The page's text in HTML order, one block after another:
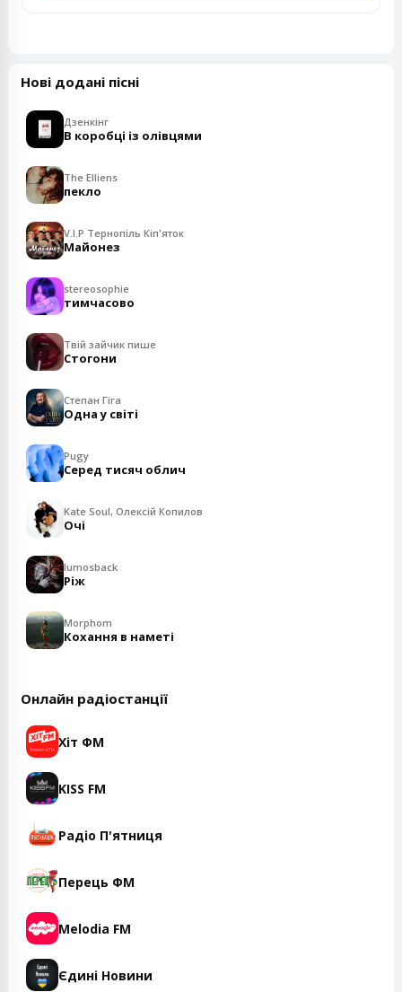
Нові додані пісні
Дзенкінг
В коробці із олівцями
The Elliens
пекло
V.I.P Тернопіль Кіп'яток
Майонез
stereosophie
тимчасово
Твій зайчик пише
Стогони
Степан Гіга
Одна у світі
Pugy
Серед тисяч облич
Kate Soul, Олексій Копилов
Очі
lumosback
Ріж
Morphom
Кохання в наметі
Онлайн радіостанції
Хіт ФМ
KISS FM
Радіо П'ятниця
Перець ФМ
Melodia FM
Єдині Новини